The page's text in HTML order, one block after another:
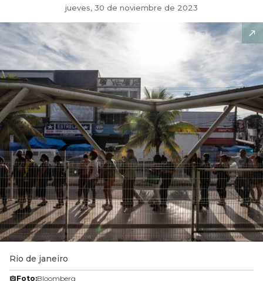
jueves, 30 de noviembre de 2023
Rio de janeiro
Foto:Bloomberg